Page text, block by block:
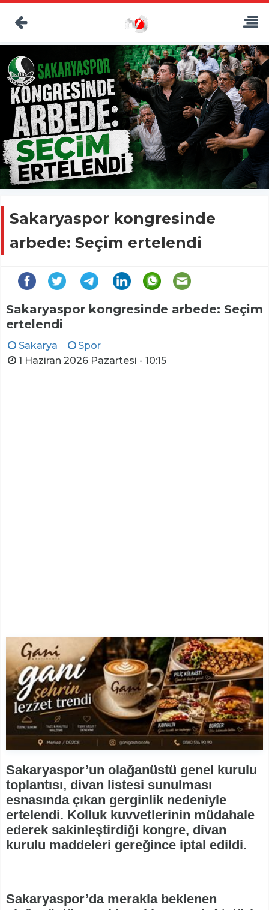
Sakaryaspor kongresinde
arbede: Seçim ertelendi
Sakaryaspor kongresinde arbede: Seçim
ertelendi
Sakarya
Spor
1 Haziran 2026 Pazartesi - 10:15
Sakaryaspor’un olağanüstü genel kurulu
toplantısı, divan listesi sunulması
esnasında çıkan gerginlik nedeniyle
ertelendi. Kolluk kuvvetlerinin müdahale
ederek sakinleştirdiği kongre, divan
kurulu maddeleri gereğince iptal edildi.
Sakaryaspor’da merakla beklenen